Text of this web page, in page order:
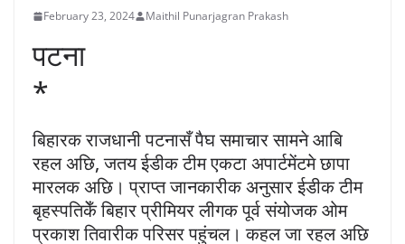
February 23, 2024 Maithil Punarjagran Prakash
पटना
*
बिहारक राजधानी पटनासँ पैघ समाचार सामने आबि
रहल अछि, जतय ईडीक टीम एकटा अपार्टमेंटमे छापा
मारलक अछि। प्राप्त जानकारीक अनुसार ईडीक टीम
बृहस्पतिकेँ बिहार प्रीमियर लीगक पूर्व संयोजक ओम
प्रकाश तिवारीक परिसर पहुंचल। कहल जा रहल अछि